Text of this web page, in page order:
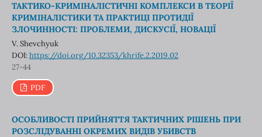
ТАКТИКО-КРИМІНАЛІСТИЧНІ КОМПЛЕКСИ В ТЕОРІЇ
КРИМІНАЛІСТИКИ ТА ПРАКТИЦІ ПРОТИДІЇ
ЗЛОЧИННОСТІ: ПРОБЛЕМИ, ДИСКУСІЇ, НОВАЦІЇ
V. Shevchyuk
DOI:https://doi.org/10.32353/khrife.2.2019.02
27-44
PDF
ОСОБЛИВОСТІ ПРИЙНЯТТЯ ТАКТИЧНИХ РІШЕНЬ ПРИ
РОЗСЛІДУВАННІ ОКРЕМИХ ВИДІВ УБИВСТВ